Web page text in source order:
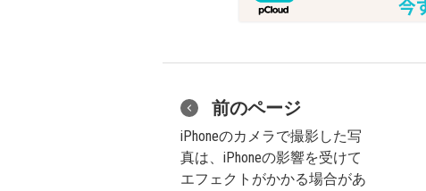
前のページ
iPhoneのカメラで撮影した写
真は、iPhoneの影響を受けて
エフェクトがかかる場合があ